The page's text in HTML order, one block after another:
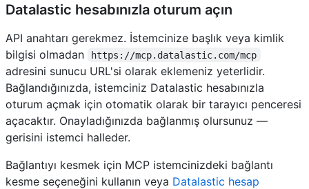
Datalastic hesabınızla oturum açın
API anahtarı gerekmez. İstemcinize başlık veya kimlik
bilgisi olmadan
https://mcp.datalastic.com/mcp
adresini sunucu URL'si olarak eklemeniz yeterlidir.
Bağlandığınızda, istemciniz Datalastic hesabınızla
oturum açmak için otomatik olarak bir tarayıcı penceresi
açacaktır. Onayladığınızda bağlanmış olursunuz —
gerisini istemci halleder.
Bağlantıyı kesmek için MCP istemcinizdeki bağlantı
kesme seçeneğini kullanın veya Datalastic hesap